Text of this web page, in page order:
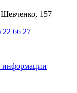
Шевченко, 157
22 66 27
информации